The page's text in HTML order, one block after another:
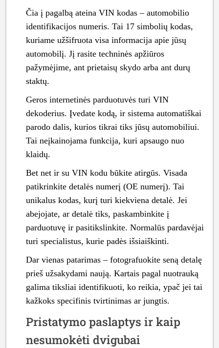
Čia į pagalbą ateina VIN kodas – automobilio
identifikacijos numeris. Tai 17 simbolių kodas,
kuriame užšifruota visa informacija apie jūsų
automobilį. Jį rasite techninės apžiūros
pažymėjime, ant prietaisų skydo arba ant durų
staktų.
Geros internetinės parduotuvės turi VIN
dekoderius. Įvedate kodą, ir sistema automatiškai
parodo dalis, kurios tikrai tiks jūsų automobiliui.
Tai neįkainojama funkcija, kuri apsaugo nuo
klaidų.
Bet net ir su VIN kodu būkite atirgūs. Visada
patikrinkite detalės numerį (OE numerį). Tai
unikalus kodas, kurį turi kiekviena detalė. Jei
abejojate, ar detalė tiks, paskambinkite į
parduotuvę ir pasitikslinkite. Normalūs pardavėjai
turi specialistus, kurie padės išsiaiškinti.
Dar vienas patarimas – fotografuokite seną detalę
prieš užsakydami naują. Kartais pagal nuotrauką
galima tiksliai identifikuoti, ko reikia, ypač jei tai
kažkoks specifinis tvirtinimas ar jungtis.
Pristatymo paslaptys ir kaip
nesumokėti dvigubai